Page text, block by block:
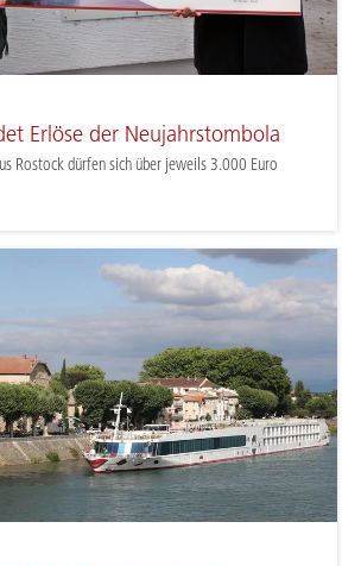
Erlöse der Neujahrstombola
Rostock dürfen sich über jeweils 3.000 Euro